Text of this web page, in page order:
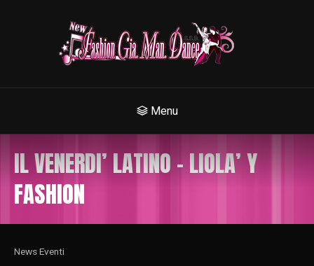
Menu
IL VENERDI’ LATINO – LIOLA’ Y
FASHION
News Eventi